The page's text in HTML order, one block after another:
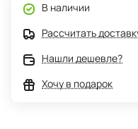
В наличии
Рассчитать
Нашли дешевле?
Хочу в подарок